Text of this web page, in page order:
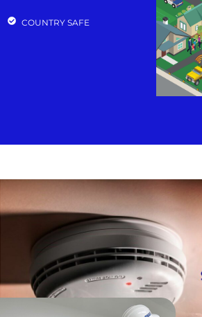
COUNTRY SAFE